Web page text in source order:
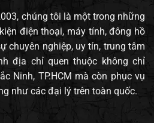
chúng tôi là một trong những
điện thoại, máy tính, đông hồ
chuyên nghiệp, uy tín, trung tâm
địa chỉ quen thuộc không chỉ
Ninh, TP.HCM mà còn phục vụ
như các đại lý trên toàn quốc.